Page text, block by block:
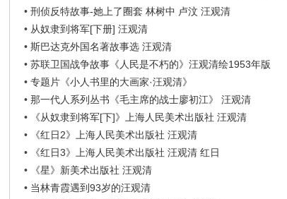
•刑侦反特故事-她上了圈套 林树中 卢汶 汪观清
• 从奴隶到将军[下册] 汪观清
•斯巴达克外国名著故事选 汪观清
•苏联卫国战争故事《人民是不朽的》汪观清绘1953年版
•专题片《小人书里的大画家·汪观清》
•那一代人系列丛书《毛主席的战士廖初江》 汪观清
•
《从奴隶到将军[下]》上海人民美术出版社 汪观清
•
《红日2》上海人民美术出版社 汪观清
•
《红日3》上海人民美术出版社 汪观清 红日
•
《星》新美术出版社 汪观清
• 当林青霞遇到93岁的汪观清